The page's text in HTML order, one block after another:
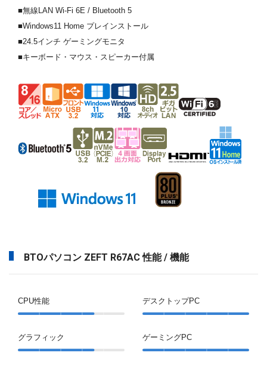
■無線LAN Wi-Fi 6E / Bluetooth 5
■Windows11 Home プレインストール
■24.5インチ ゲーミングモニタ
■キーボード・マウス・スピーカー付属
BTOパソコン ZEFT R67AC 性能 / 機能
CPU性能
グラフィック
デスクトップPC
ゲーミングPC